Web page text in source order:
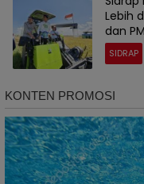
Lebih
dan
SIDRAP